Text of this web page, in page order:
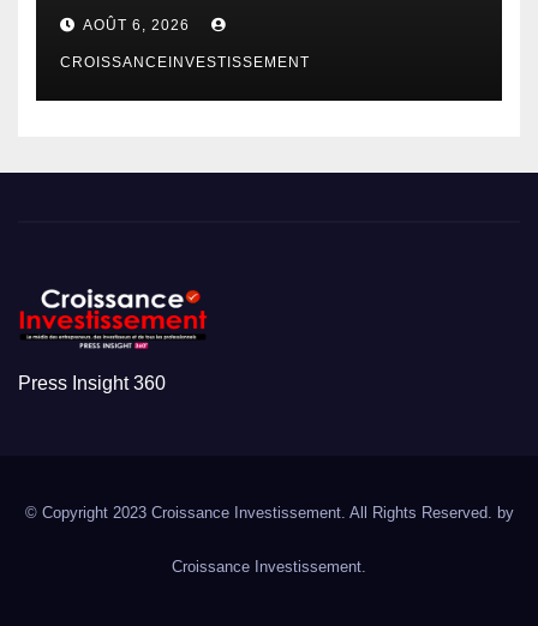
AOÛT 6, 2026
CROISSANCEINVESTISSEMENT
Press Insight 360
© Copyright 2023 Croissance Investissement. All Rights Reserved. by
Croissance Investissement.